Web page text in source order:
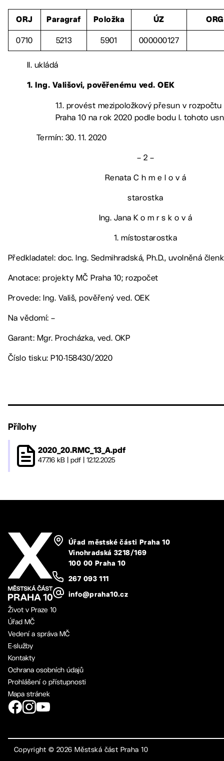
ORJ Paragraf Položka ÚZ ORG
0710 5213 5901 000000127
II. ukládá
1. Ing. Vališovi, pověřenému ved. OEK
1.1. provést mezipoložkový přesun v
Praha 10 na rok 2020 podle bodu I. tohoto
Termín: 30. 11. 2020
– 2 –
Renata C h m e l o v á
starostka
Ing. Jana K o m r s k o v á
1. místostarostka
Předkladatel: doc. Ing. Sedmihradská, Ph.D., uvolněná
Anotace: projekty MČ Praha 10; rozpočet
Provede: Ing. Vališ, pověřený ved. OEK
Na vědomí: –
Garant: Mgr. Procházka, ved. OKP
Číslo tisku: P10-158430/2020
Přílohy
2020_20.RMC_13_A.pdf
477.16 kB pdf 12.12.2025
Úřad městské části Praha 10
Vinohradská 3218/169
100 00 Praha 10
267 093 111
info@praha10.cz
Život v Praze 10
Úřad MČ
Vedení a správa MČ
E-služby
Kontakty
Ochrana osobních údajů
Prohlášení o přístupnosti
Mapa stránek
Copyright ©2026 Městská část Praha 10